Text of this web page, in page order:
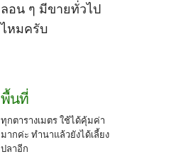
ลอน ๆ มีขายทั่วไป
ไหมครับ
พื้นที่
ทุกตารางเมตร ใช้ได้คุ้มค่า
มากค่ะ ทำนาแล้วยังได้เลี้ยง
ปลาอีก